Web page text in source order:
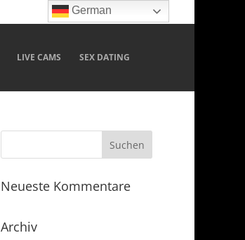
LIVE CAMS SEX DATING
Neueste Kommentare
Archiv
German